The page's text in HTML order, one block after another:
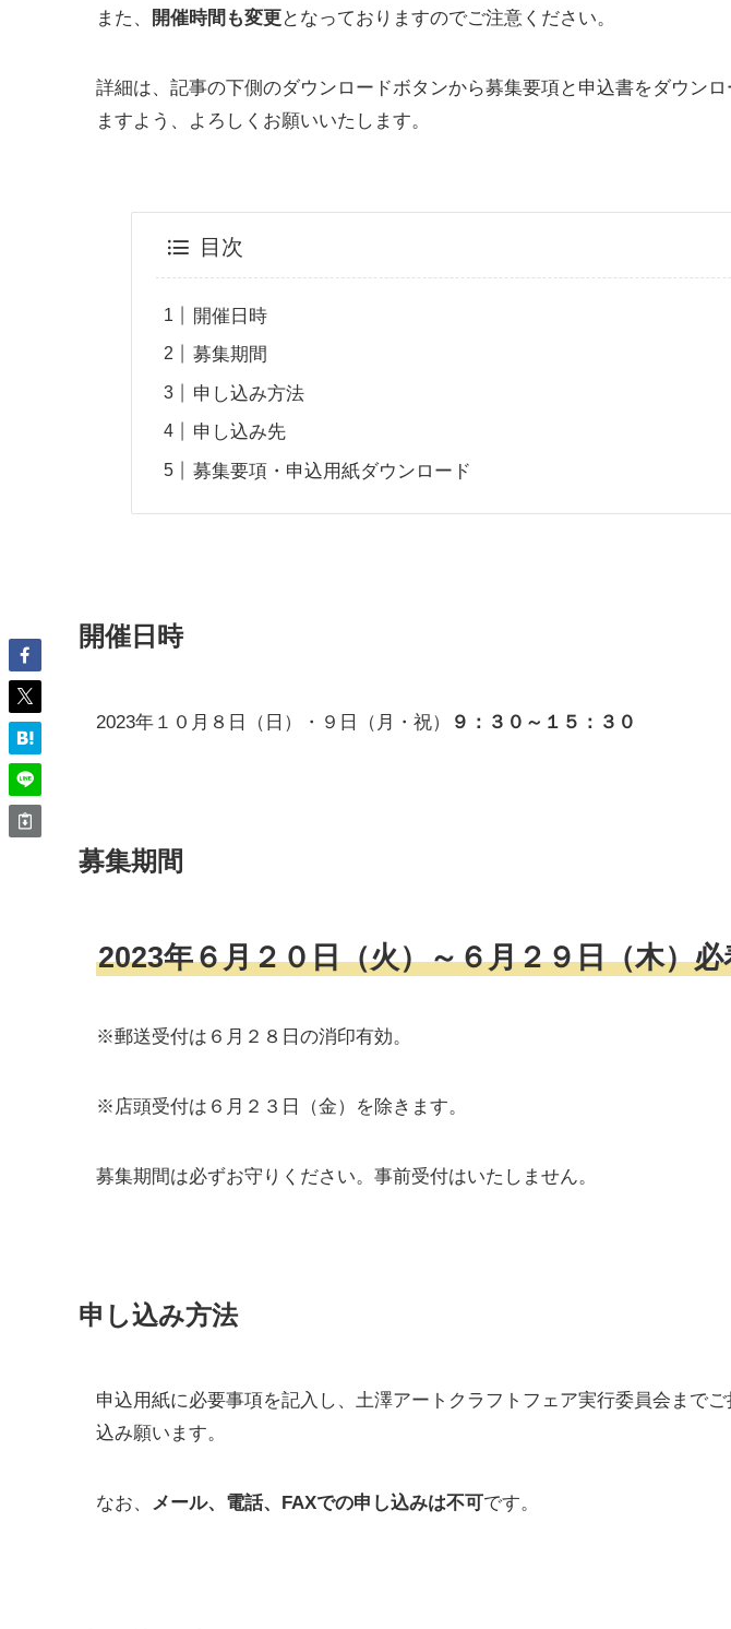
また、 開催時間も変更となっておりますのでご注意ください。
詳細は、記事の下側のダウンロードボタンから募集要項と申込書をダウン
ますよう、よろしくお願いいたします。
目次
開催日時
募集期間
申し込み方法
申し込み先
募集要項・申込用紙ダウンロード
開催日時
2023年１０月８日（日）・９日（月・祝） ９：３０～１５：３０
募集期間
2023年６月２０日（火）～６月２９日（木）必
※郵送受付は６月２８日の消印有効。
※店頭受付は６月２３日（金）を除きます。
募集期間は必ずお守りください。事前受付はいたしません。
申し込み方法
申込用紙に必要事項を記入し、土澤アートクラフトフェア実行委員会まで
込み願います。
なお、 メール、電話、FAXでの申し込みは不可です。